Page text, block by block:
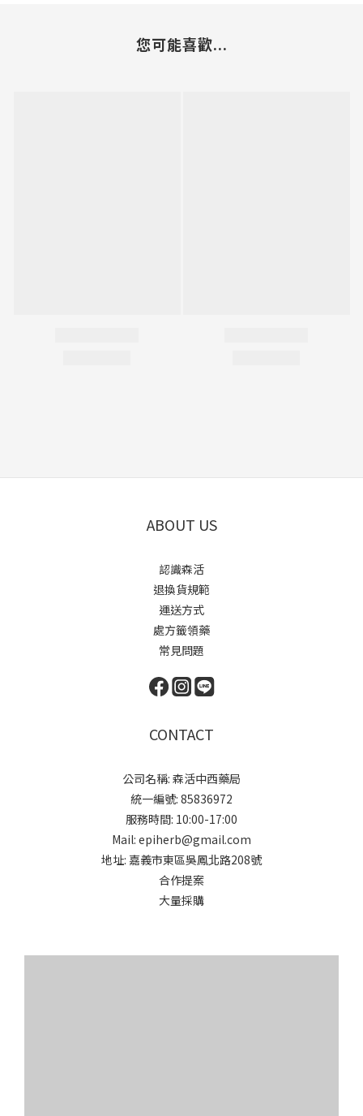
您可能喜歡...
ABOUT US
認識森活
退換貨規範
運送方式
處方籤領藥
常見問題
CONTACT
公司名稱: 森活中西藥局
統一編號: 85836972
服務時間: 10:00-17:00
Mail: epiherb@gmail.com
地址: 嘉義市東區吳鳳北路208號
合作提案
大量採購